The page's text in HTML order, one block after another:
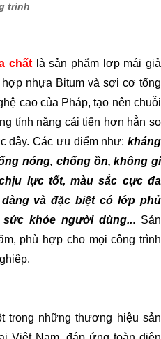
trình
chất là sản phẩm lợp mái giả
nhựa Bitum và sợi cơ tổng
cao của Pháp, tạo nên chuỗi
tính năng cải tiến hơn hẳn so
đây. Các ưu điểm như: kháng
nóng, chống ồn, không gỉ
lực tốt, màu sắc cực đa
và đặc biệt có lớp phủ
khỏe người dùng... Sản
phù hợp cho mọi công trình
trong những thương hiệu sản